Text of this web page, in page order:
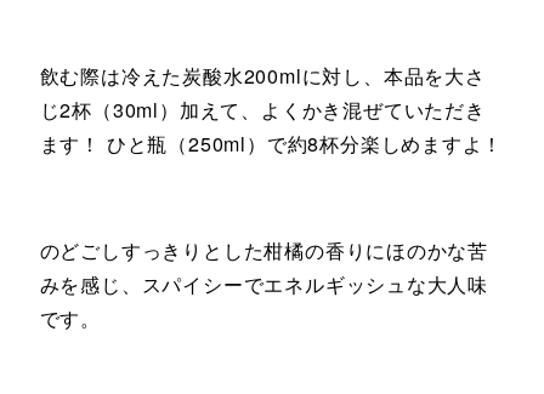
飲む際は冷えた炭酸水200mlに対し、本品を大さ
じ2杯（30ml）加えて、よくかき混ぜていただき
ます！ ひと瓶（250ml）で約8杯分楽しめますよ！
のどごしすっきりとした柑橘の香りにほのかな苦
みを感じ、スパイシーでエネルギッシュな大人味
です。